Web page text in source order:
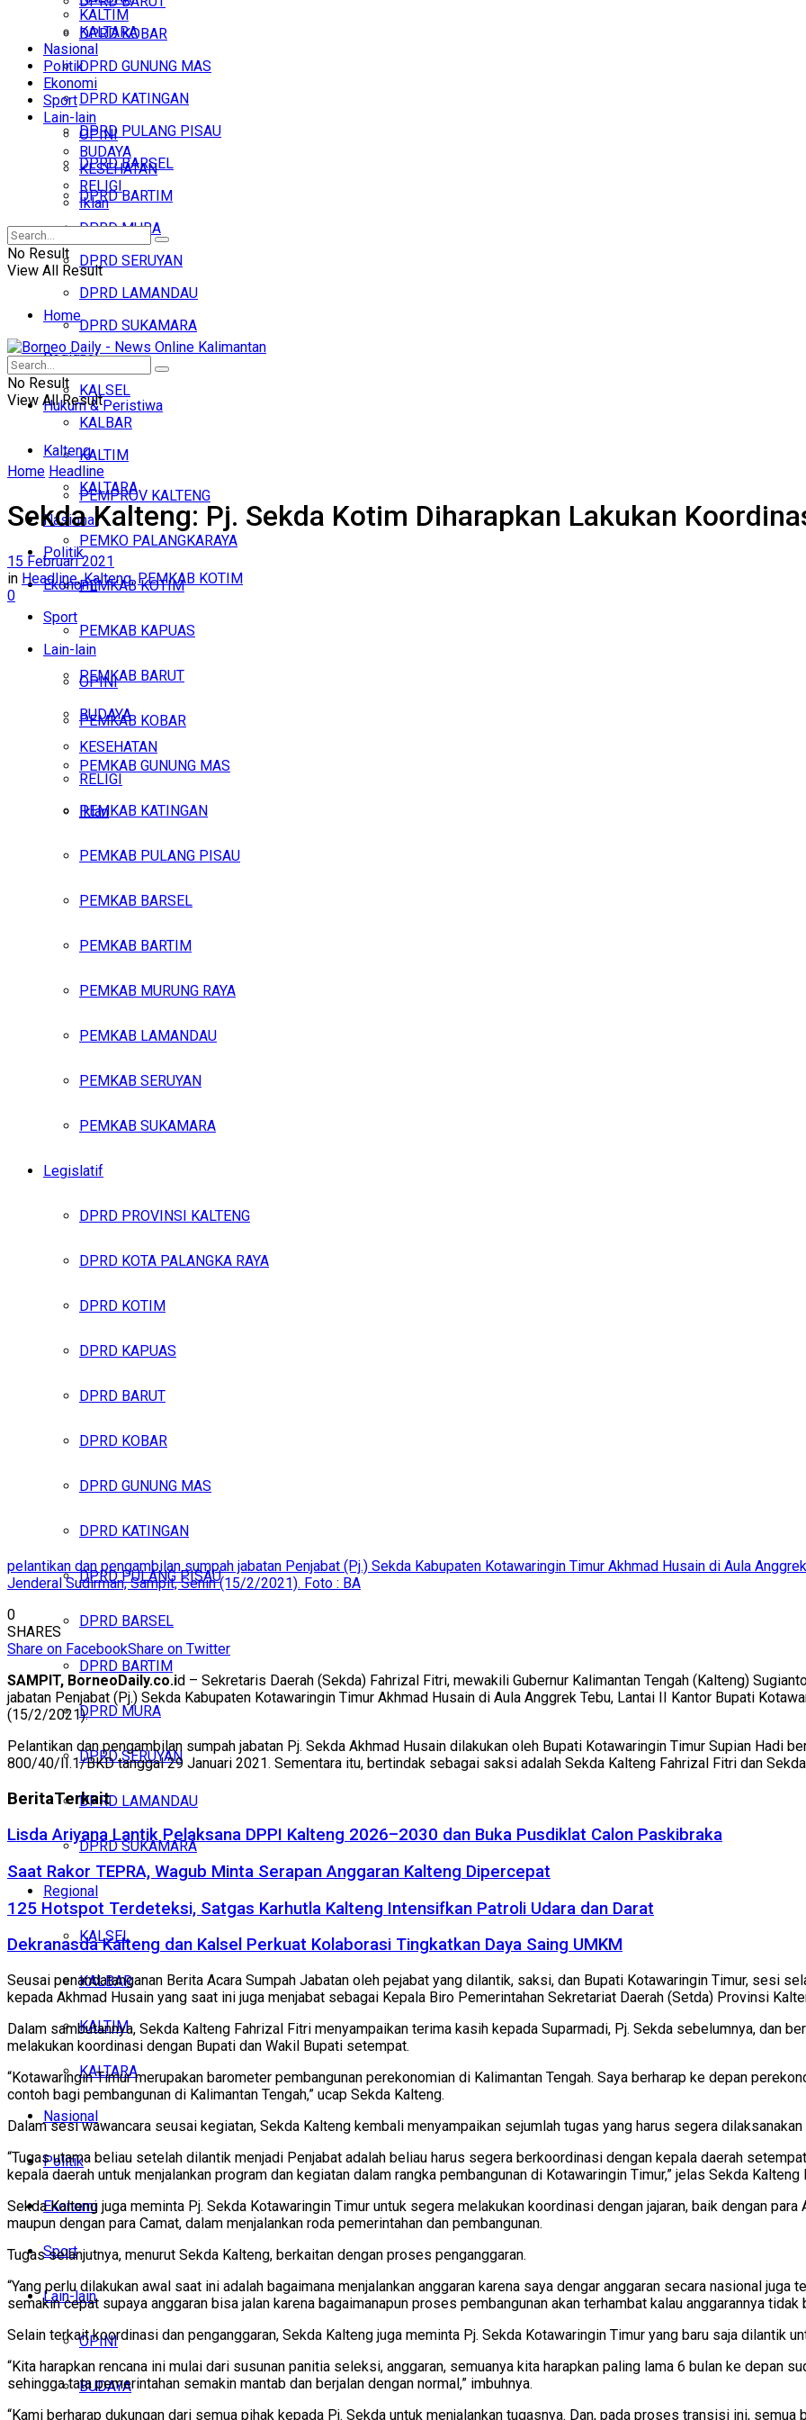
DPRD KOBAR
DPRD GUNUNG MAS
DPRD KATINGAN
DPRD PULANG PISAU
DPRD BARSEL
DPRD BARTIM
DPRD MURA
DPRD SERUYAN
DPRD LAMANDAU
DPRD SUKAMARA
Regional
KALSEL
KALBAR
KALTIM
KALTARA
Nasional
Politik
Ekonomi
Sport
Lain-lain
OPINI
BUDAYA
KESEHATAN
RELIGI
Iklan
Jumat, Agustus 7, 2026
KALTIM
KALTARA
Nasional
Politik
Ekonomi
Sport
Lain-lain
OPINI
BUDAYA
KESEHATAN
RELIGI
Iklan
No Result
View All Result
Home
Headline
Hukum & Peristiwa
Kalteng
PEMPROV KALTENG
PEMKO PALANGKARAYA
PEMKAB KOTIM
PEMKAB KAPUAS
PEMKAB BARUT
PEMKAB KOBAR
PEMKAB GUNUNG MAS
PEMKAB KATINGAN
PEMKAB PULANG PISAU
PEMKAB BARSEL
PEMKAB BARTIM
PEMKAB MURUNG RAYA
PEMKAB LAMANDAU
PEMKAB SERUYAN
PEMKAB SUKAMARA
Legislatif
DPRD PROVINSI KALTENG
DPRD KOTA PALANGKA RAYA
DPRD KOTIM
DPRD KAPUAS
DPRD BARUT
DPRD KOBAR
DPRD GUNUNG MAS
DPRD KATINGAN
DPRD PULANG PISAU
DPRD BARSEL
DPRD BARTIM
DPRD MURA
DPRD SERUYAN
DPRD LAMANDAU
DPRD SUKAMARA
Regional
KALSEL
KALBAR
KALTIM
KALTARA
Nasional
Politik
Ekonomi
Sport
Lain-lain
OPINI
BUDAYA
No Result
View All Result
Home Headline
Sekda Kalteng: Pj. Sekda Kotim Diharapkan Lakukan
15 Februari 2021
in Headline,Kalteng,PEMKAB KOTIM
0
pelantikan dan pengambilan sumpah jabatan Penjabat (Pj.) Sekda Kabupaten Kotawaringin Timur Akhmad Husain di Aula
Jenderal Sudirman, Sampit, Senin (15/2/2021). Foto : BA
0
SHARES
Share on FacebookShare on Twitter
SAMPIT, BorneoDaily.co.id – Sekretaris Daerah (Sekda) Fahrizal Fitri, mewakili Gubernur Kalimantan Tengah (Kalteng)
jabatan Penjabat (Pj.) Sekda Kabupaten Kotawaringin Timur Akhmad Husain di Aula Anggrek Tebu, Lantai II Kantor Bupati
(15/2/2021).
Pelantikan dan pengambilan sumpah jabatan Pj. Sekda Akhmad Husain dilakukan oleh Bupati Kotawaringin Timur Supian Hadi
800/40/II.1/BKD tanggal 29 Januari 2021. Sementara itu, bertindak sebagai saksi adalah Sekda Kalteng Fahrizal Fitri dan
BeritaTerkait
Lisda Ariyana Lantik Pelaksana DPPI Kalteng 2026–2030 dan Buka Pusdiklat Calon Paskibraka
Saat Rakor TEPRA, Wagub Minta Serapan Anggaran Kalteng Dipercepat
125 Hotspot Terdeteksi, Satgas Karhutla Kalteng Intensifkan Patroli Udara dan Darat
Dekranasda Kalteng dan Kalsel Perkuat Kolaborasi Tingkatkan Daya Saing UMKM
Seusai penandatanganan Berita Acara Sumpah Jabatan oleh pejabat yang dilantik, saksi, dan Bupati Kotawaringin Timur, sesi
kepada Akhmad Husain yang saat ini juga menjabat sebagai Kepala Biro Pemerintahan Sekretariat Daerah (Setda) Provinsi
Dalam sambutannya, Sekda Kalteng Fahrizal Fitri menyampaikan terima kasih kepada Suparmadi, Pj. Sekda sebelumnya, dan
melakukan koordinasi dengan Bupati dan Wakil Bupati setempat.
“Kotawaringin Timur merupakan barometer pembangunan perekonomian di Kalimantan Tengah. Saya berharap ke depan
contoh bagi pembangunan di Kalimantan Tengah,” ucap Sekda Kalteng.
Dalam sesi wawancara seusai kegiatan, Sekda Kalteng kembali menyampaikan sejumlah tugas yang harus segera
“Tugas utama beliau setelah dilantik menjadi Penjabat adalah beliau harus segera berkoordinasi dengan kepala daerah
kepala daerah untuk menjalankan program dan kegiatan dalam rangka pembangunan di Kotawaringin Timur,” jelas Sekda Kalteng
Sekda Kalteng juga meminta Pj. Sekda Kotawaringin Timur untuk segera melakukan koordinasi dengan jajaran, baik dengan
maupun dengan para Camat, dalam menjalankan roda pemerintahan dan pembangunan.
Tugas selanjutnya, menurut Sekda Kalteng, berkaitan dengan proses penganggaran.
“Yang perlu dilakukan awal saat ini adalah bagaimana menjalankan anggaran karena saya dengar anggaran secara nasional juga
semakin cepat supaya anggaran bisa jalan karena bagaimanapun proses pembangunan akan terhambat kalau anggarannya tidak
Selain terkait koordinasi dan penganggaran, Sekda Kalteng juga meminta Pj. Sekda Kotawaringin Timur yang baru saja dilantik
“Kita harapkan rencana ini mulai dari susunan panitia seleksi, anggaran, semuanya kita harapkan paling lama 6 bulan ke depan
sehingga tata pemerintahan semakin mantab dan berjalan dengan normal,” imbuhnya.
“Kami berharap dukungan dari semua pihak kepada Pj. Sekda untuk menjalankan tugasnya. Dan, pada proses transisi ini,